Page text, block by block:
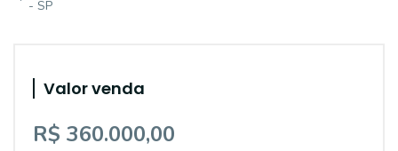
- SP
Valor venda
R$ 360.000,00